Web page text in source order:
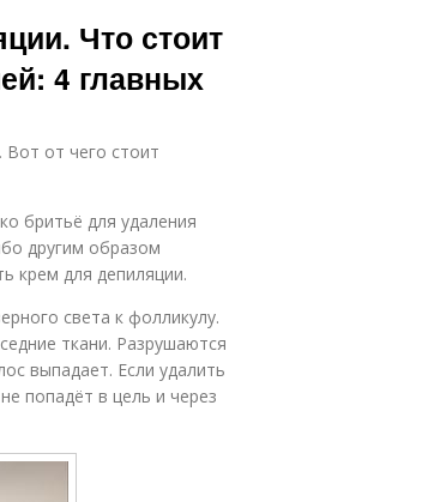
Что стоит
4 главных
Вот от чего стоит
бритьё для удаления
другим образом
крем для депиляции.
света к фолликулу.
ткани. Разрушаются
выпадает. Если удалить
попадёт в цель и через